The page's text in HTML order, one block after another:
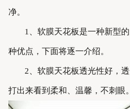
净。
1、软膜天花板是一种新型
种优点，下面将逐一介绍。
2、软膜天花板透光性好，
打出来看到柔和、温馨，不刺眼。